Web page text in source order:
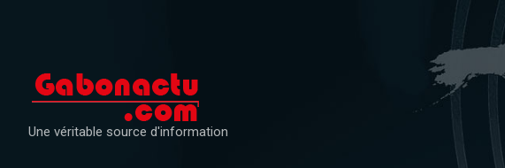
Une véritable source d'information